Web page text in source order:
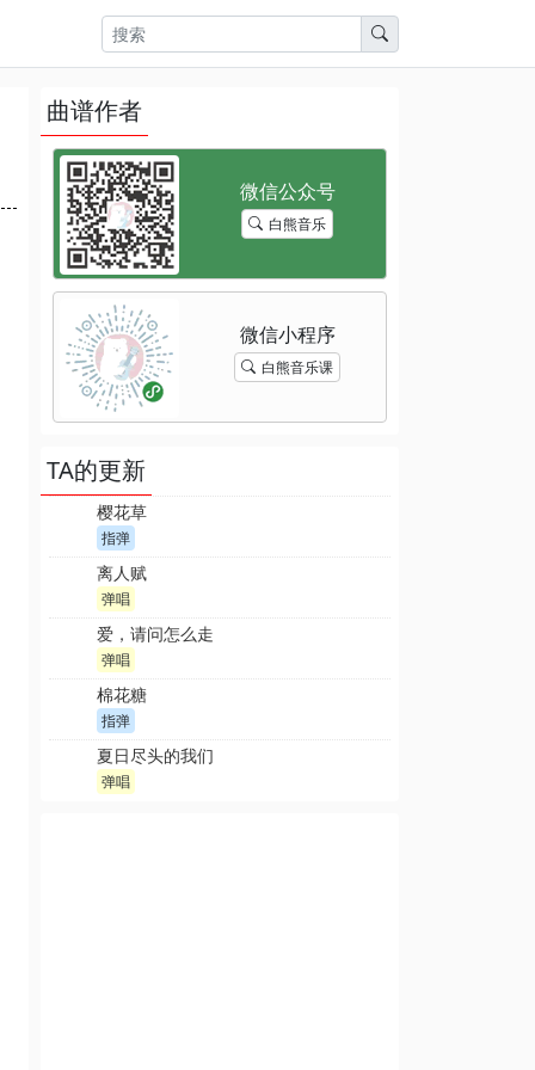
曲谱作者
白熊音乐
白熊音乐课
TA的更新
樱花草
指弹
离人赋
弹唱
爱，请问怎么走
弹唱
棉花糖
指弹
夏日尽头的我们
弹唱